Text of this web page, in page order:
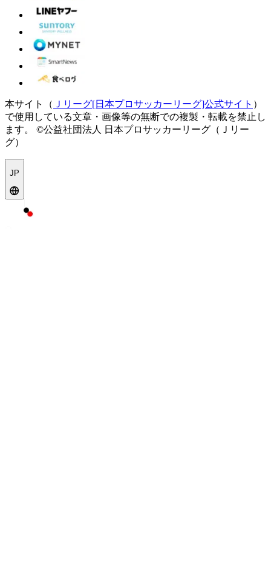
本サイト（ Ｊリーグ[日本プロサッカーリーグ]公式サイト ）
で使用している文章・画像等の無断での複製・転載を禁止し
ます。
©公益社団法人 日本プロサッカーリーグ（Ｊリー
グ）
JP